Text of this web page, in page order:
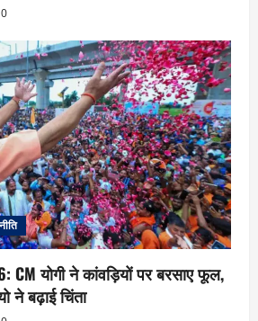
0
CM योगी ने कांवड़ियों पर बरसाए फूल,
ने बढ़ाई चिंता